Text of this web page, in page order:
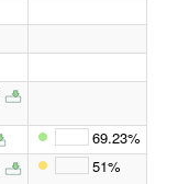
69.23%
51%